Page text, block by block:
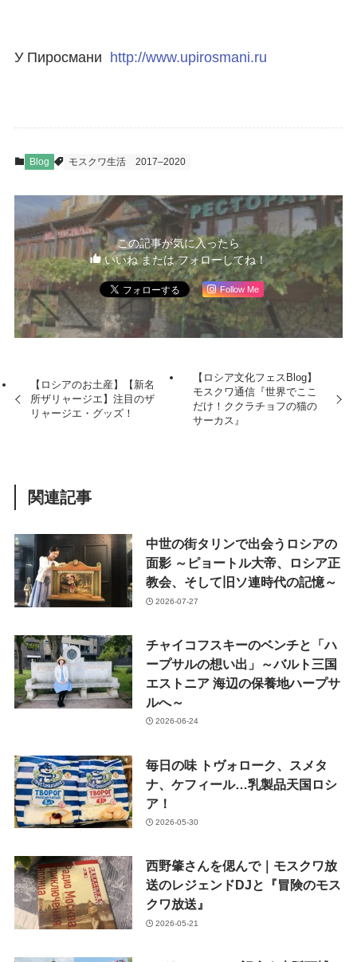
У Пиросмани http://www.upirosmani.ru
Blog モスクワ生活 2017–2020
この記事が気に入ったら
いいね または フォローしてね！
Follow Me
【ロシアのお土産】【新名
所ザリャージエ】注目のザ
リャージエ・グッズ！
【ロシア文化フェスBlog】
モスクワ通信『世界でここ
だけ！ククラチョフの猫の
サーカス』
関連記事
中世の街タリンで出会うロシアの
面影 ～ピョートル大帝、ロシア正
教会、そして旧ソ連時代の記憶～
2026-07-27
チャイコフスキーのベンチと「ハ
ープサルの想い出」～バルト三国
エストニア 海辺の保養地ハープサ
ルへ～
2026-06-24
毎日の味 トヴォローク、スメタ
ナ、ケフィール…乳製品天国ロシ
ア！
2026-05-30
西野肇さんを偲んで｜モスクワ放
送のレジェンドDJと『冒険のモス
クワ放送』
2026-05-21